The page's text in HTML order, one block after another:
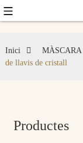
Inici
de llavis de cristall
Productes